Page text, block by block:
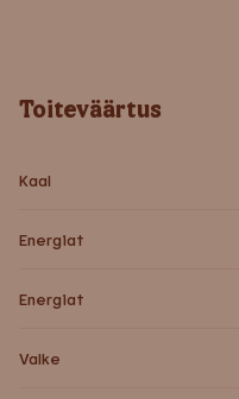
Toiteväärtus
Kaal
Energiat
Energiat
Valke